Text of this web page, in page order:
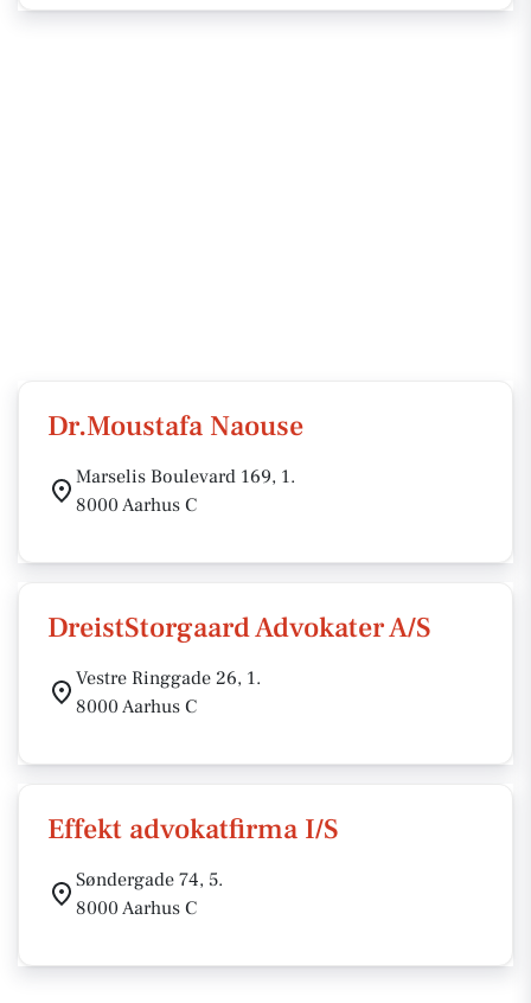
Dr.Moustafa Naouse
Marselis Boulevard 169, 1.
8000 Aarhus C
DreistStorgaard Advokater A/S
Vestre Ringgade 26, 1.
8000 Aarhus C
Effekt advokatfirma I/S
Søndergade 74, 5.
8000 Aarhus C